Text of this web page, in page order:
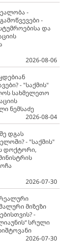
-
-
და
2026-08-06
- "საქმის"
სახმელეთო
ნემსაძე
2026-08-04
დგას
- "საქმის"
დოქტორი,
2026-07-30
მიზეზი
-
სრული
2026-07-30